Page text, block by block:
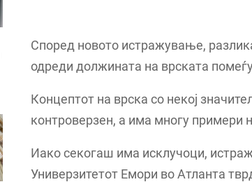
Според новото истражување,
одреди должината на врската
Концептот на врска со некој
контроверзен, а има многу примери
Иако секогаш има исклучоци,
Универзитетот Емори во Атланта